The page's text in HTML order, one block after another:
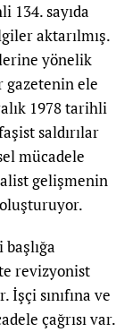
134. sayıda
aktarılmış.
yönelik
gazetenin ele
1978 tarihli
saldırılar
mücadele
gelişmenin
revizyonist
İşçi sınıfına ve
çağrısı var.